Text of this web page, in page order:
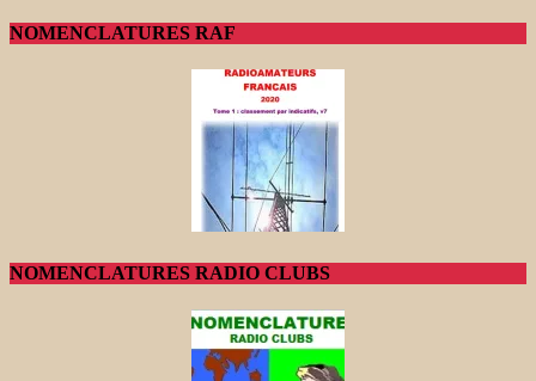
NOMENCLATURES RAF
NOMENCLATURES RADIO CLUBS